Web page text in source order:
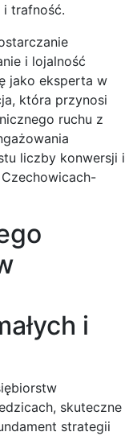
i trafność.
i lojalność
jako eksperta w
która przynosi
ruchu z
liczby konwersji i
i
skuteczne
strategii